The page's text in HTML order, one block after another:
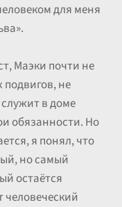
для меня
Маэки почти не
не
в доме
обязанности. Но
я понял, что
но самый
остаётся
человеческий